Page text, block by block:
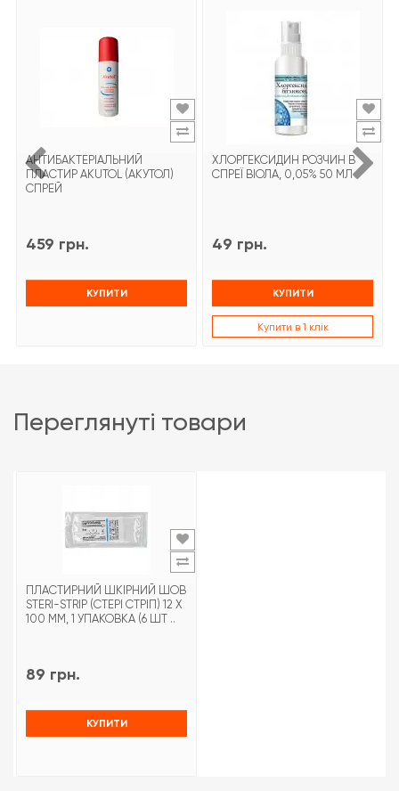
АНТИБАКТЕРІАЛЬНИЙ
ПЛАСТИР AKUTOL (АКУТОЛ)
СПРЕЙ
459 грн.
КУПИТИ
ХЛОРГЕКСИДИН РОЗЧИН В
СПРЕЇ ВІОЛА, 0,05% 50 МЛ
49 грн.
КУПИТИ
Купити в 1 клік
переглянуті товари
ПЛАСТИРНИЙ ШКІРНИЙ ШОВ
STERI-STRIP (СТЕРІ СТРІП) 12 X
100 ММ, 1 УПАКОВКА (6 ШТ ..
89 грн.
КУПИТИ